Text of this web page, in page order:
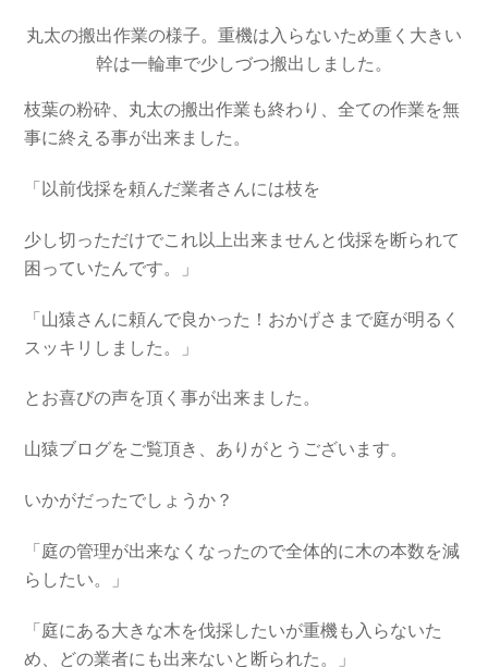
丸太の搬出作業の様子。重機は入らないため重く大きい
幹は一輪車で少しづつ搬出しました。
枝葉の粉砕、丸太の搬出作業も終わり、全ての作業を無
事に終える事が出来ました。
「以前伐採を頼んだ業者さんには枝を
少し切っただけでこれ以上出来ませんと伐採を断られて
困っていたんです。」
「山猿さんに頼んで良かった！おかげさまで庭が明るく
スッキリしました。」
とお喜びの声を頂く事が出来ました。
山猿ブログをご覧頂き、ありがとうございます。
いかがだったでしょうか？
「庭の管理が出来なくなったので全体的に木の本数を減
らしたい。」
「庭にある大きな木を伐採したいが重機も入らないた
め、どの業者にも出来ないと断られた。」